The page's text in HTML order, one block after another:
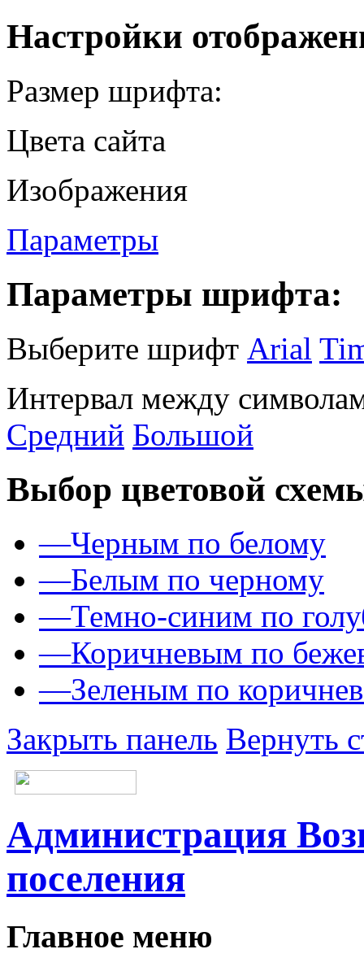
Настройки
Размер шрифта:
Цвета сайта
Изображения
Параметры
Параметры шрифта:
Выберите шрифт Arial
Интервал между
Средний Большой
Выбор цветовой
—Черным по белому
—Белым по черному
—Темно-синим по
—Коричневым по
—Зеленым по
Закрыть панель Вернуть
Администрация
поселения
Главное меню